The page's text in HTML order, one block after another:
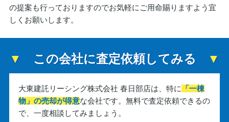
の提案も行っておりますのでお気軽にご用命賜りますよう宜
しくお願いします。
この会社に査定依頼してみる
大東建託リーシング株式会社 春日部店は、 特に
「一棟
物」の売却が得意な会社です。 無料で査定依頼できるの
で、一度相談してみましょう。